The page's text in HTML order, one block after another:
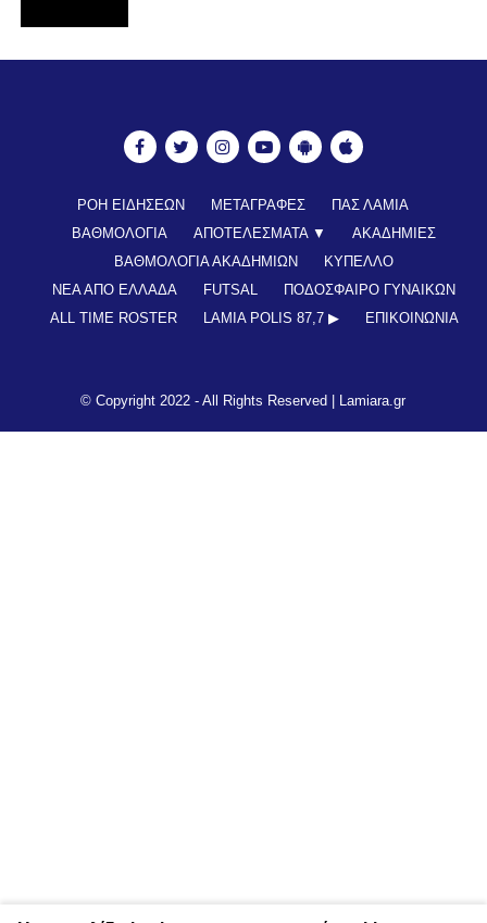
ΡΟΗ ΕΙΔΗΣΕΩΝ ΜΕΤΑΓΡΑΦΕΣ
ΠΑΣ ΛΑΜΙΑ
ΒΑΘΜΟΛΟΓΙΑ
ΑΠΟΤΕΛΕΣΜΑΤΑ ▼
ΑΚΑΔΗΜΙΕΣ
ΒΑΘΜΟΛΟΓΙΑ ΑΚΑΔΗΜΙΩΝ
ΚΥΠΕΛΛΟ
ΝΕΑ ΑΠΟ ΕΛΛΑΔΑ
FUTSAL
ΠΟΔΟΣΦΑΙΡΟ ΓΥΝΑΙΚΩΝ
ALL TIME ROSTER
LAMIA POLIS 87,7 ▶︎ ΕΠΙΚΟΙΝΩΝΊΑ
© Copyright 2022 - All Rights Reserved | Lamiara.gr